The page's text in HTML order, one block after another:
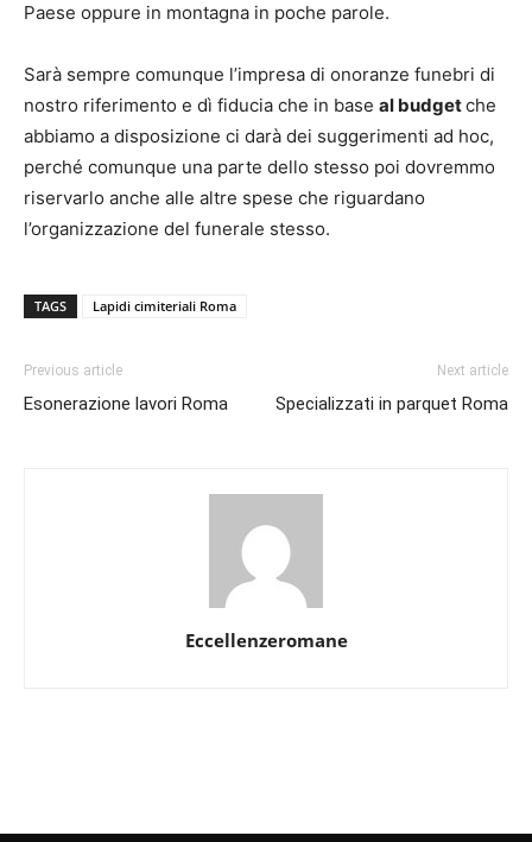
Paese oppure in montagna in poche parole.
Sarà sempre comunque l’impresa di onoranze funebri di
nostro riferimento e dì fiducia che in base al budgetche
abbiamo a disposizione ci darà dei suggerimenti ad hoc,
perché comunque una parte dello stesso poi dovremmo
riservarlo anche alle altre spese che riguardano
l’organizzazione del funerale stesso.
TAGS Lapidi cimiteriali Roma
Previous article
Esonerazione lavori Roma
Next article
Specializzati in parquet Roma
Eccellenzeromane